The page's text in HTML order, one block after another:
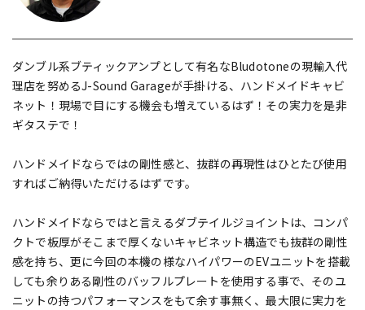
ダンブル系ブティックアンプとして有名なBludotoneの現輸入代
理店を努めるJ-Sound Garageが手掛ける、ハンドメイドキャビ
ネット！現場で目にする機会も増えているはず！その実力を是非
ギタステで！
ハンドメイドならではの剛性感と、抜群の再現性はひとたび使用
すればご納得いただけるはずです。
ハンドメイドならではと言えるダブテイルジョイントは、コンパ
クトで板厚がそこまで厚くないキャビネット構造でも抜群の剛性
感を持ち、更に今回の本機の様なハイパワーのEVユニットを搭載
しても余りある剛性のバッフルプレートを使用する事で、そのユ
ニットの持つパフォーマンスをもて余す事無く、最大限に実力を